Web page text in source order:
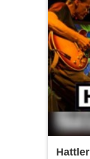
Hattler